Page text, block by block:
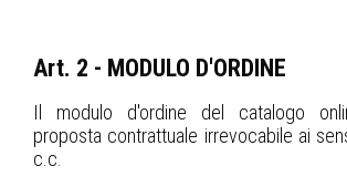
Art. 2 - MODULO D'ORDINE
Il modulo d'ordine del catalogo
proposta contrattuale irrevocabile ai
c.c.